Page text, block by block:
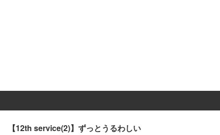
【12th service(2)】ずっとうるわしい